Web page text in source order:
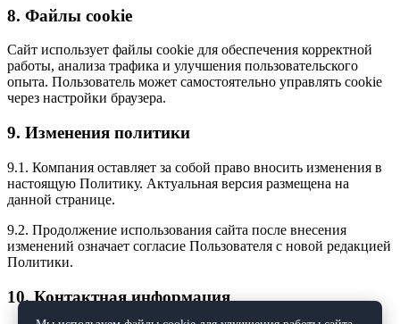
8. Файлы cookie
Сайт использует файлы cookie для обеспечения корректной
работы, анализа трафика и улучшения пользовательского
опыта. Пользователь может самостоятельно управлять cookie
через настройки браузера.
9. Изменения политики
9.1. Компания оставляет за собой право вносить изменения в
настоящую Политику. Актуальная версия размещена на
данной странице.
9.2. Продолжение использования сайта после внесения
изменений означает согласие Пользователя с новой редакцией
Политики.
10. Контактная информация